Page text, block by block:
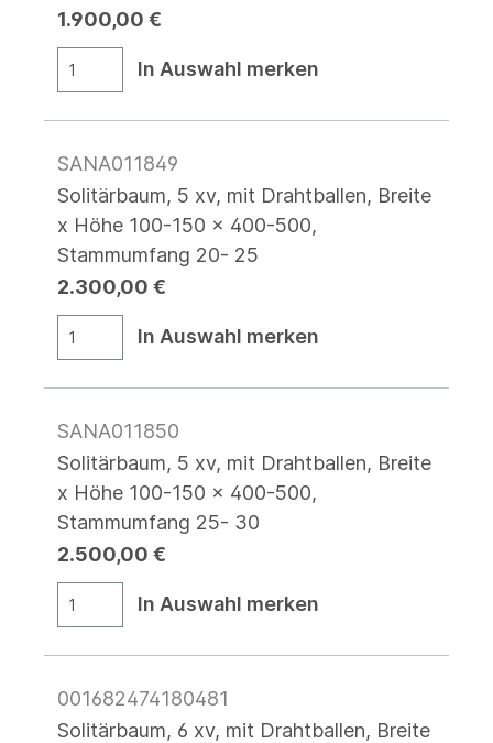
1.900,00 €
In Auswahl merken
SANA011849
Solitärbaum, 5 xv, mit Drahtballen, Breite
x Höhe 100-150 x 400-500,
Stammumfang 20- 25
2.300,00 €
In Auswahl merken
SANA011850
Solitärbaum, 5 xv, mit Drahtballen, Breite
x Höhe 100-150 x 400-500,
Stammumfang 25- 30
2.500,00 €
In Auswahl merken
001682474180481
Solitärbaum, 6 xv, mit Drahtballen, Breite